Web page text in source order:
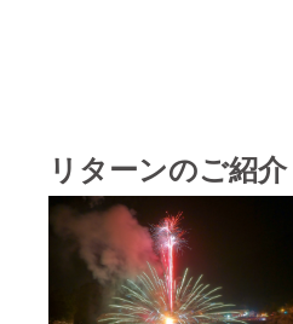
リターンのご紹介